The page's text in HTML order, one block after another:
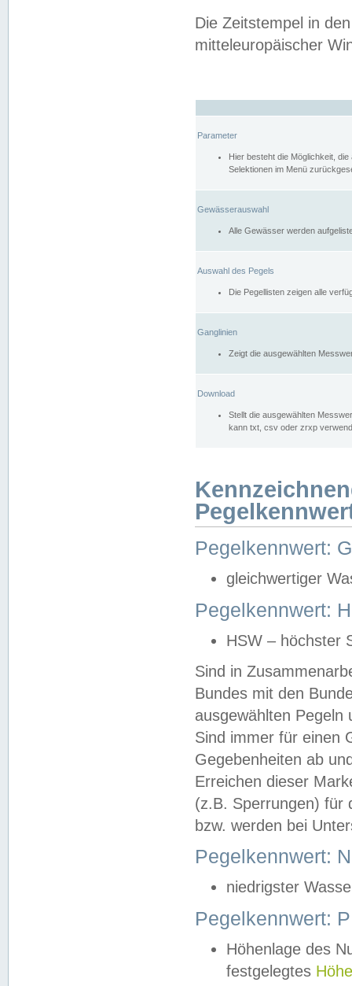
Die Zeitstempel in
mitteleuropäischer
Parameter
Hier besteht die Möglichkeit,
Selektionen im Menü
Gewässerauswahl
Alle Gewässer werden
Auswahl des Pegels
Die Pegellisten zeigen alle
Ganglinien
Zeigt die ausgewählten
Download
Stellt die ausgewählten
kann txt, csv oder zrxp
Pegelkennwert:
gleichwertiger
Pegelkennwert:
HSW – höchster
Sind in
Bundes mit den
ausgewählten
Sind immer für einen
Gegebenheiten ab
Erreichen dieser
(z.B. Sperrungen) für
bzw. werden bei
Pegelkennwert:
niedrigster
Pegelkennwert:
Höhenlage des
festgelegtes